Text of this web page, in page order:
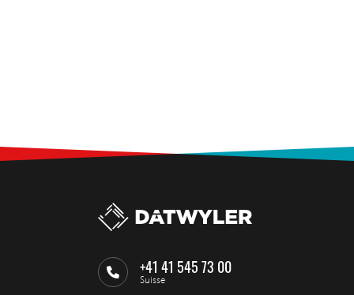
+41 41 545 73 00
Suisse